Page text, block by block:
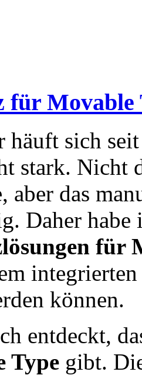
für
häuft sich
stark. Nicht
aber das
Daher habe
für
können.
entdeckt,
Type gibt.